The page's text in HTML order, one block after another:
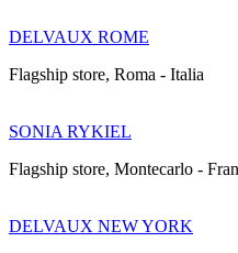
DELVAUX ROME
Flagship store, Roma - Italia
SONIA RYKIEL
Flagship store, Montecarlo -
DELVAUX NEW YORK